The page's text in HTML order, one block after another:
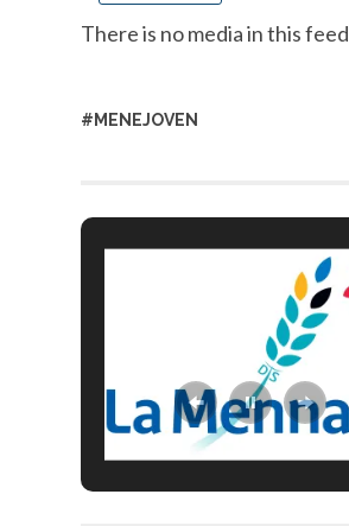
There is no media in this feed
#MENEJOVEN